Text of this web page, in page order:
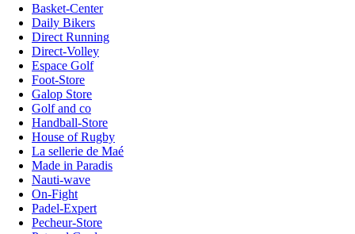
Basket-Center
Daily Bikers
Direct Running
Direct-Volley
Espace Golf
Foot-Store
Galop Store
Golf and co
Handball-Store
House of Rugby
La sellerie de Maé
Made in Paradis
Nauti-wave
On-Fight
Padel-Expert
Pecheur-Store